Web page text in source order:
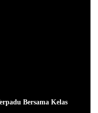
Bersama Kelas